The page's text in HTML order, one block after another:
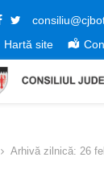
Facebook
Twitter
Hartă site
Arhivă zilnică: 26